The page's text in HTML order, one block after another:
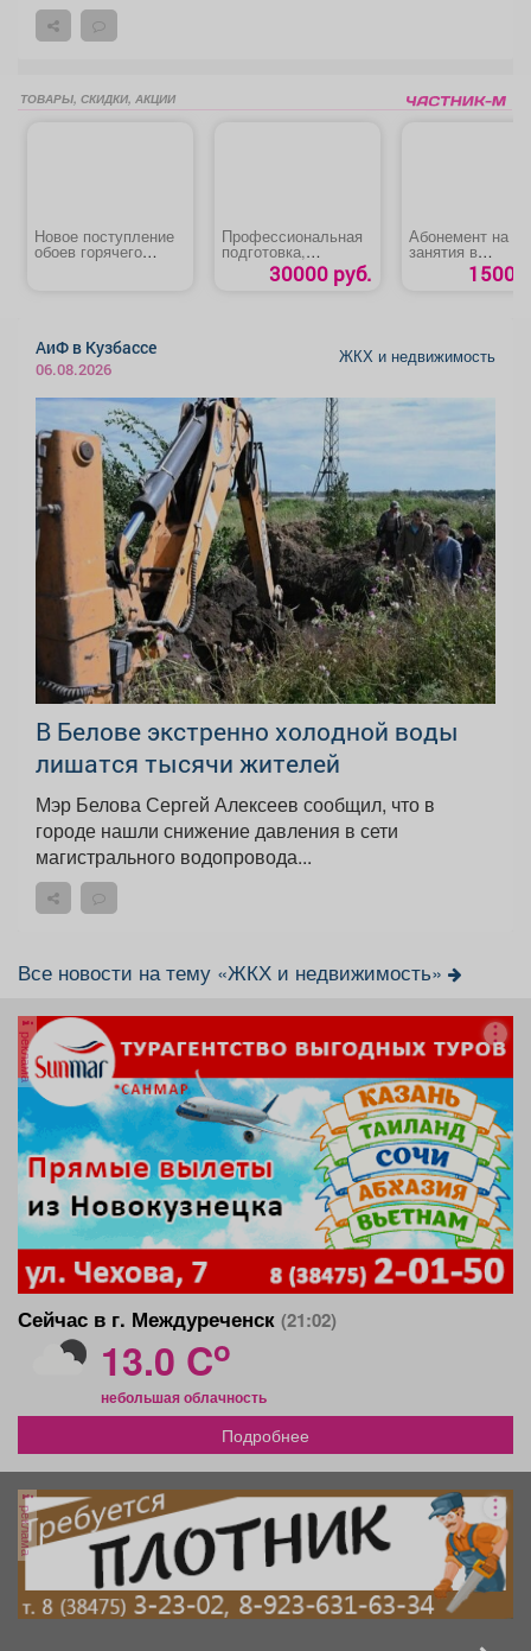
ТОВАРЫ, СКИДКИ, АКЦИИ
Новое поступление
обоев горячего
тиснения
Профессиональная
подготовка,
переподготовка,
повышение30000 руб.
Абонемент на
занятия в
тренажерном
для студентов
1500
АиФ в Кузбассе
06.08.2026
ЖКХ и недвижимость
В Белове экстренно холодной воды
лишатся тысячи жителей
Мэр Белова Сергей Алексеев сообщил, что в
городе нашли снижение давления в сети
магистрального водопровода...
Все новости на тему «ЖКХ и недвижимость»
реклама
Сейчас в г. Междуреченск (21:02)
13.0 Co
небольшая облачность
Подробнее
реклама